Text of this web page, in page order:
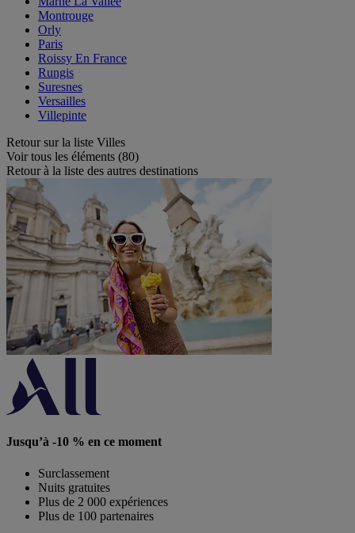
Montrouge
Orly
Paris
Roissy En France
Rungis
Suresnes
Versailles
Villepinte
Retour sur la liste Villes
Voir tous les éléments (80)
Retour à la liste des autres destinations
Jusqu’à -10 % en ce moment
Surclassement
Nuits gratuites
Plus de 2 000 expériences
Plus de 100 partenaires